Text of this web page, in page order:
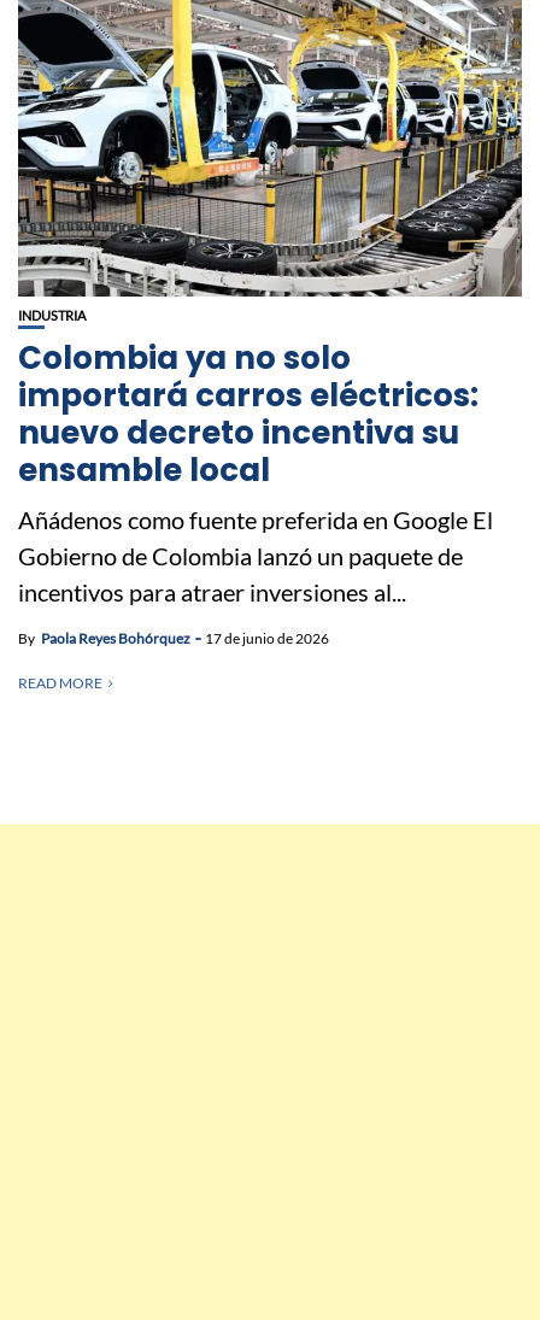
INDUSTRIA
Colombia ya no solo
importará carros eléctricos:
nuevo decreto incentiva su
ensamble local
Añádenos como fuente preferida en Google El
Gobierno de Colombia lanzó un paquete de
incentivos para atraer inversiones al...
By Paola Reyes Bohórquez 17 de junio de 2026
READ MORE